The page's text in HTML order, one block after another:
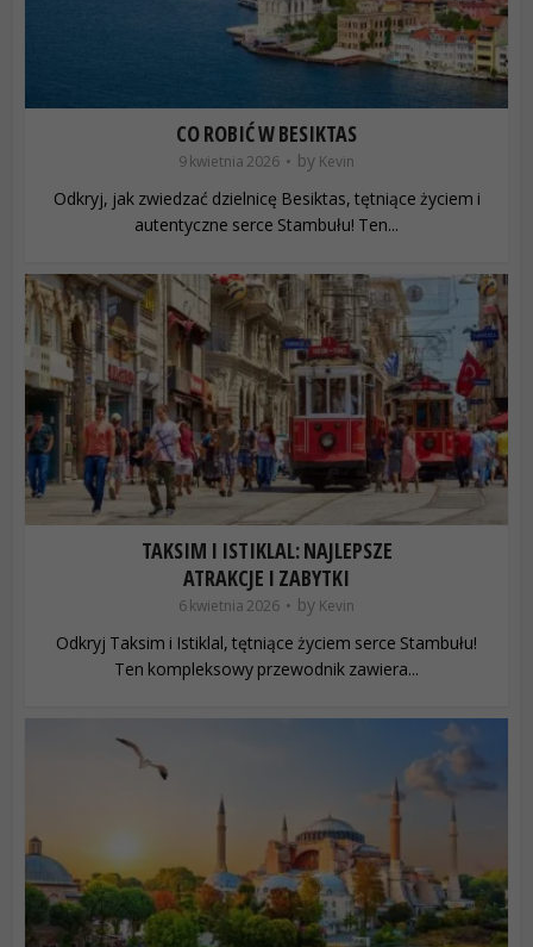
CO ROBIĆ W BESIKTAS
9 kwietnia 2026 by Kevin
Odkryj, jak zwiedzać dzielnicę Besiktas, tętniące życiem i
autentyczne serce Stambułu! Ten...
TAKSIM I ISTIKLAL: NAJLEPSZE
ATRAKCJE I ZABYTKI
6 kwietnia 2026 by Kevin
Odkryj Taksim i Istiklal, tętniące życiem serce Stambułu!
Ten kompleksowy przewodnik zawiera...